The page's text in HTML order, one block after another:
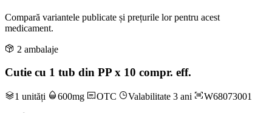
Compară variantele publicate și prețurile lor pentru acest
medicament.
2 ambalaje
Cutie cu 1 tub din PP x 10 compr. eff.
1 unități 600mg OTC Valabilitate 3 ani
W68073001